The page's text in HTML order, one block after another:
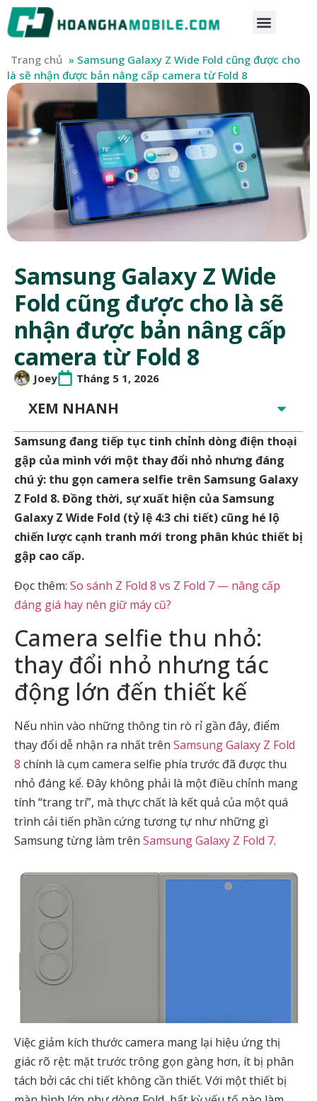
Trang chủ » Samsung Galaxy Z Wide Fold cũng được cho
là sẽ nhận được bản nâng cấp camera từ Fold 8
Samsung Galaxy Z Wide
Fold cũng được cho là sẽ
nhận được bản nâng cấp
camera từ Fold 8
Joey Tháng 5 1, 2026
XEM NHANH
Samsung đang tiếp tục tinh chỉnh dòng điện thoại
gập của mình với một thay đổi nhỏ nhưng đáng
chú ý: thu gọn camera selfie trên Samsung Galaxy
Z Fold 8. Đồng thời, sự xuất hiện của Samsung
Galaxy Z Wide Fold (tỷ lệ 4:3 chi tiết) cũng hé lộ
chiến lược cạnh tranh mới trong phân khúc thiết bị
gập cao cấp.
Đọc thêm: So sánh Z Fold 8 vs Z Fold 7 — nâng cấp
đáng giá hay nên giữ máy cũ?
Camera selfie thu nhỏ:
thay đổi nhỏ nhưng tác
động lớn đến thiết kế
Nếu nhìn vào những thông tin rò rỉ gần đây, điểm
thay đổi dễ nhận ra nhất trên Samsung Galaxy Z Fold
8 chính là cụm camera selfie phía trước đã được thu
nhỏ đáng kể. Đây không phải là một điều chỉnh mang
tính “trang trí”, mà thực chất là kết quả của một quá
trình cải tiến phần cứng tương tự như những gì
Samsung từng làm trên Samsung Galaxy Z Fold 7.
Việc giảm kích thước camera mang lại hiệu ứng thị
giác rõ rệt: mặt trước trông gọn gàng hơn, ít bị phân
tách bởi các chi tiết không cần thiết. Với một thiết bị